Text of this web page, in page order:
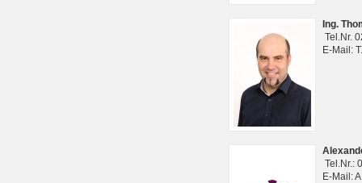
Ing.
Tel.Nr.
E-Mail:
Tel.Nr.:
E-Mail: